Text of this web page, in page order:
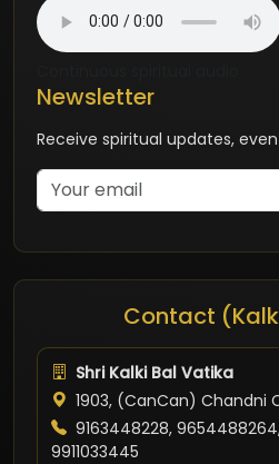
Newsletter
Receive spiritual updates,
Contact
Shri Kalki Bal Vatika
1903, (CanCan) Chandni
9163448228,
9911033445